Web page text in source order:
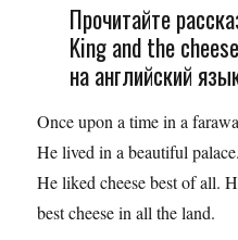
Прочитайте
King and the
на английский
Once upon a time in a
He lived in a beautiful
He liked cheese best of all.
best cheese in all the land.